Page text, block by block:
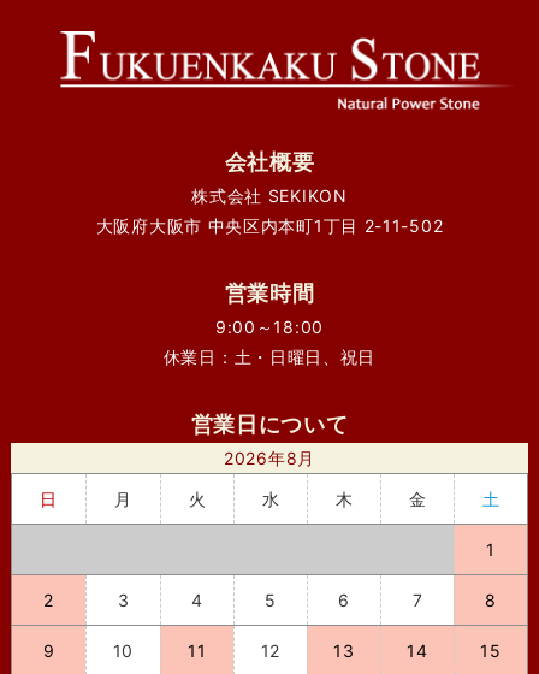
会社概要
株式会社 SEKIKON
大阪府大阪市 中央区内本町1丁目 2-11-502
営業時間
9:00～18:00
休業日：土・日曜日、祝日
営業日について
2026年8月
日
月 火 水 木 金 土
1
2 3 4 5 6 7 8
9 10 11 12 13 14 15